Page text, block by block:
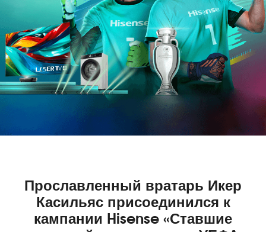
Прославленный вратарь Икер
Касильяс присоединился к
кампании Hisense «Ставшие